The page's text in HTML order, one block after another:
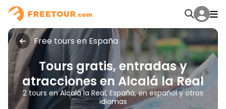
Free tours en España
Tours gratis, entradas y
atracciones en Alcalá la Real
2 tours en Alcalá la Real, España, en español y otros
idiomas